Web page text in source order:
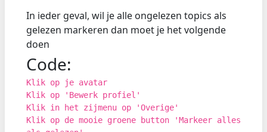
In ieder geval, wil je alle ongelezen topics als
gelezen markeren dan moet je het volgende
doen
Code:
Klik op je avatar
Klik op 'Bewerk profiel'
Klik in het zijmenu op 'Overige'
Klik op de mooie groene button 'Markeer alles